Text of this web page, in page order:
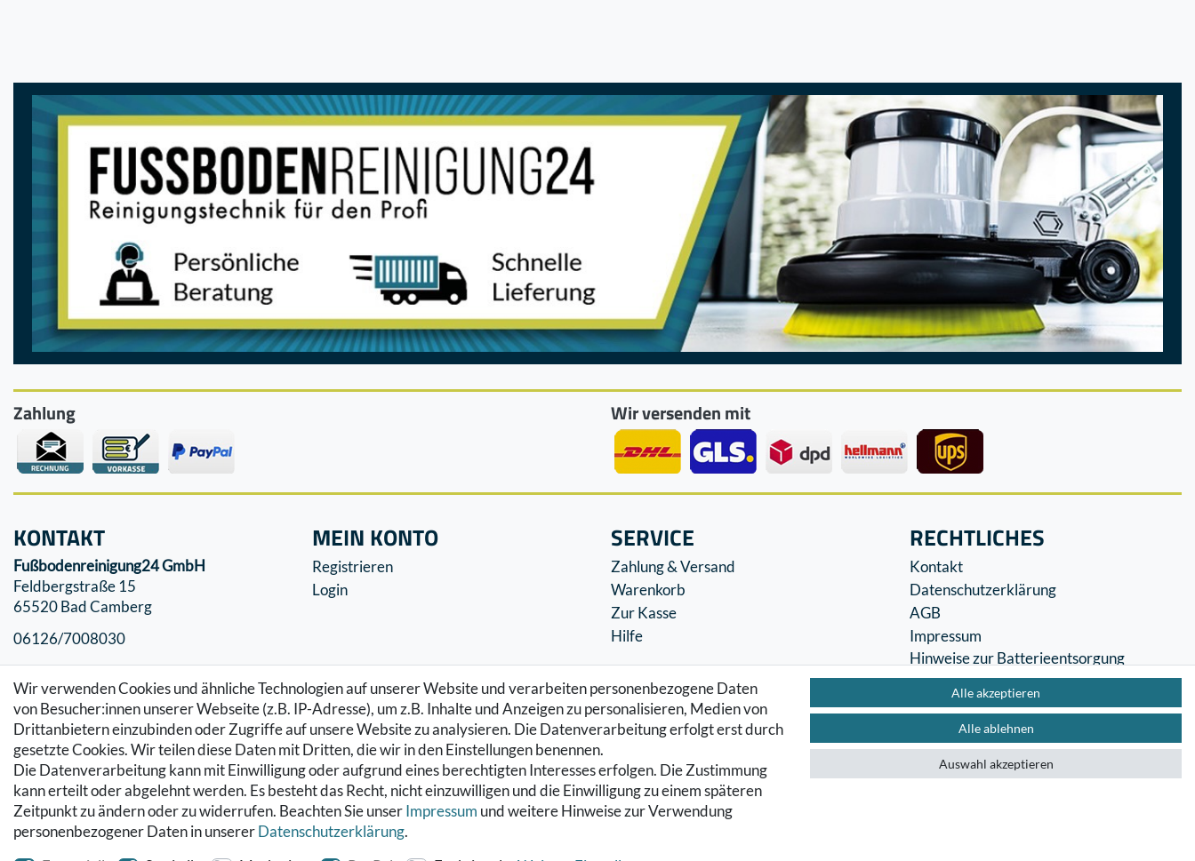
Zahlung Wir versenden mit
Wir verwenden Cookies und ähnliche Technologien auf unserer Website und verarbeiten personenbezogene Daten
von Besucher:innen unserer Webseite (z.B. IP-Adresse), um z.B. Inhalte und Anzeigen zu personalisieren, Medien von
Drittanbietern einzubinden oder Zugriffe auf unsere Website zu analysieren. Die Datenverarbeitung erfolgt erst durch
gesetzte Cookies. Wir teilen diese Daten mit Dritten, die wir in den Einstellungen benennen.
Die Datenverarbeitung kann mit Einwilligung oder aufgrund eines berechtigten Interesses erfolgen. Die Zustimmung
kann erteilt oder abgelehnt werden. Es besteht das Recht, nicht einzuwilligen und die Einwilligung zu einem späteren
Zeitpunkt zu ändern oder zu widerrufen. Beachten Sie unserImpressum und weitere Hinweise zur Verwendung
personenbezogener Daten in unsererDaten­schutz­erklärung.
Alle akzeptieren
Alle ablehnen
Auswahl akzeptieren
KONTAKT
Fußbodenreinigung24 GmbH
Feldbergstraße 15
65520 Bad Camberg
06126/7008030
MEIN KONTO
Registrieren
Login
SERVICE
Zahlung & Versand
Warenkorb
Zur Kasse
Hilfe
RECHTLICHES
Kontakt
Datenschutzerklärung
AGB
Impressum
Hinweise zur Batterieentsorgung
Widerrufs­recht
Vertrag widerrufen